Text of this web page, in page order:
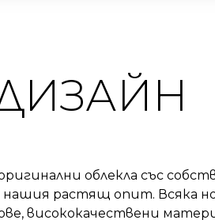
облекла със
растящ опит. Всяка
висококачествени